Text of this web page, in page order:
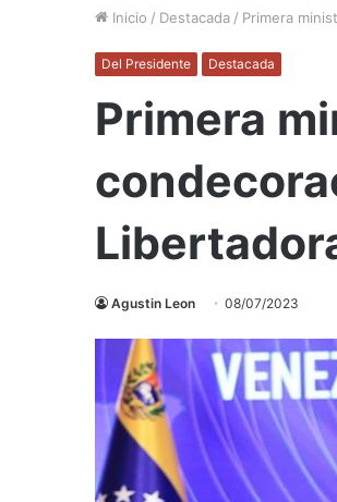
Inicio / Destacada / Primera
Del Presidente Destacada
Primera
Agustin Leon 08/07/2023